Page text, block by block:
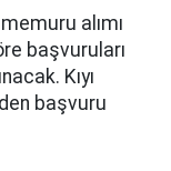
alımı
başvuruları
Kıyı
başvuru